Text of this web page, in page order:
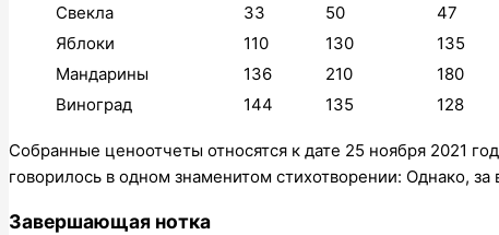
Свекла
33 50
47
Яблоки
110 130
135
Мандарины
136 210
180
Виноград
144 135 128
Собранные ценоотчеты относятся к дате 25 ноября 2021
говорилось в одном знаменитом стихотворении: Однако,
Завершающая нотка